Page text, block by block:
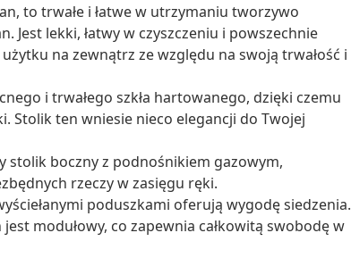
to trwałe i łatwe w utrzymaniu tworzywo
lekki, łatwy w czyszczeniu i powszechnie
na zewnątrz ze względu na swoją trwałość i
i trwałego szkła hartowanego, dzięki czemu
Stolik ten wniesie nieco elegancji do Twojej
stolik boczny z podnośnikiem gazowym,
rzeczy w zasięgu ręki.
poduszkami oferują wygodę siedzenia.
modułowy, co zapewnia całkowitą swobodę w